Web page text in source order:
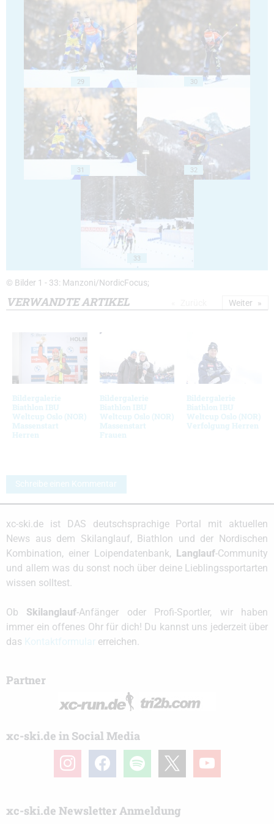
29 30
31 32
33
© Bilder 1 - 33: Manzoni/NordicFocus;
VERWANDTE ARTIKEL
Bildergalerie
Biathlon IBU
Weltcup Oslo (NOR)
Massenstart
Herren
Bildergalerie
Biathlon IBU
Weltcup Oslo (NOR)
Massenstart
Frauen
Bildergalerie
Biathlon IBU
Weltcup Oslo (NOR)
Verfolgung Herren
Weiter
Schreibe einen Kommentar
xc-ski.de ist DAS deutschsprachige Portal mit aktuellen
News aus dem Skilanglauf, Biathlon und der Nordischen
Kombination, einer Loipendatenbank,
Langlauf-Community
und allem was du sonst noch über deine Lieblingssportarten
wissen solltest.
Ob Skilanglauf-Anfänger oder Profi-Sportler, wir haben
immer ein offenes Ohr für dich! Du kannst uns jederzeit über
das
erreichen.
Partner
xc-ski.de in Social Media
instagramfacebook spotify youtube
xc-ski.de Newsletter Anmeldung